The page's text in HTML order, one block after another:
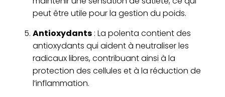
peut être utile pour la gestion du poids.
Antioxydants : La polenta contient des
antioxydants qui aident à neutraliser les
radicaux libres, contribuant ainsi à la
protection des cellules et à la réduction de
l’inflammation.